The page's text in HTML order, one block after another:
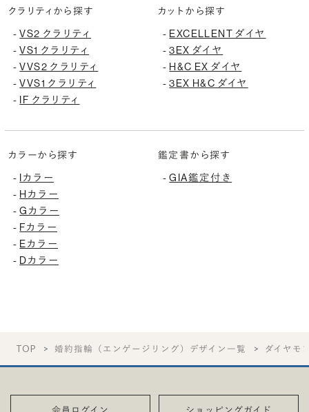
クラリティから探す
-VS2 クラリティ
-VS1 クラリティ
-VVS2 クラリティ
-VVS1 クラリティ
-
IF クラリティ
カットから探す
- EXCELLENT ダイヤ
-3EX ダイヤ
- H&C EX ダイヤ
-3EX H&C ダイヤ
カラーから探す
-
Iカラー
- Hカラー
-Gカラー
- Fカラー
- Eカラー
- Dカラー
鑑定書から探す
-GIA鑑定付き
TOP 婚約指輪（エンゲージリング）デザイン一覧 ダイヤモ